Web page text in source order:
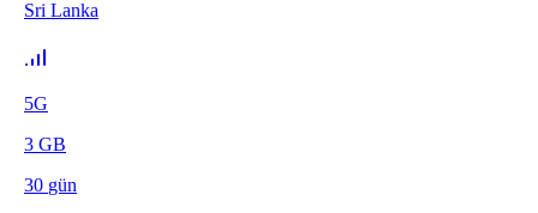
Sri Lanka
5G
3 GB
30 gün